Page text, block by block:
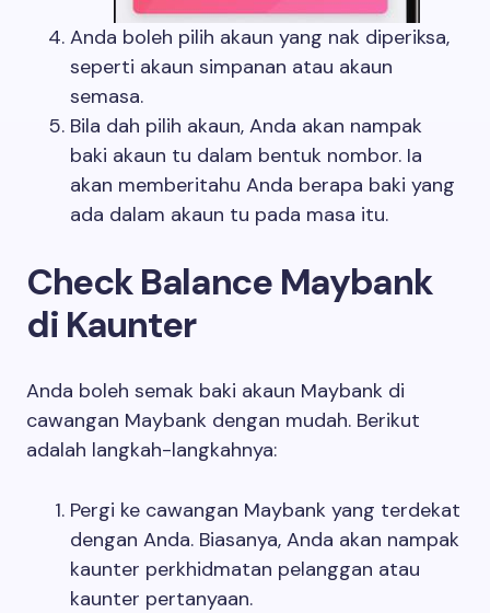
Anda boleh pilih akaun yang nak diperiksa,
seperti akaun simpanan atau akaun
semasa.
Bila dah pilih akaun, Anda akan nampak
baki akaun tu dalam bentuk nombor. Ia
akan memberitahu Anda berapa baki yang
ada dalam akaun tu pada masa itu.
Check Balance Maybank
di Kaunter
Anda boleh semak baki akaun Maybank di
cawangan Maybank dengan mudah. Berikut
adalah langkah-langkahnya:
Pergi ke cawangan Maybank yang terdekat
dengan Anda. Biasanya, Anda akan nampak
kaunter perkhidmatan pelanggan atau
kaunter pertanyaan.